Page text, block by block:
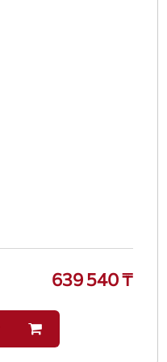
639 540 ₸